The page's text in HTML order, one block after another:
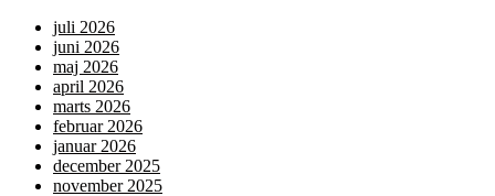
juli 2026
juni 2026
maj 2026
april 2026
marts 2026
februar 2026
januar 2026
december 2025
november 2025